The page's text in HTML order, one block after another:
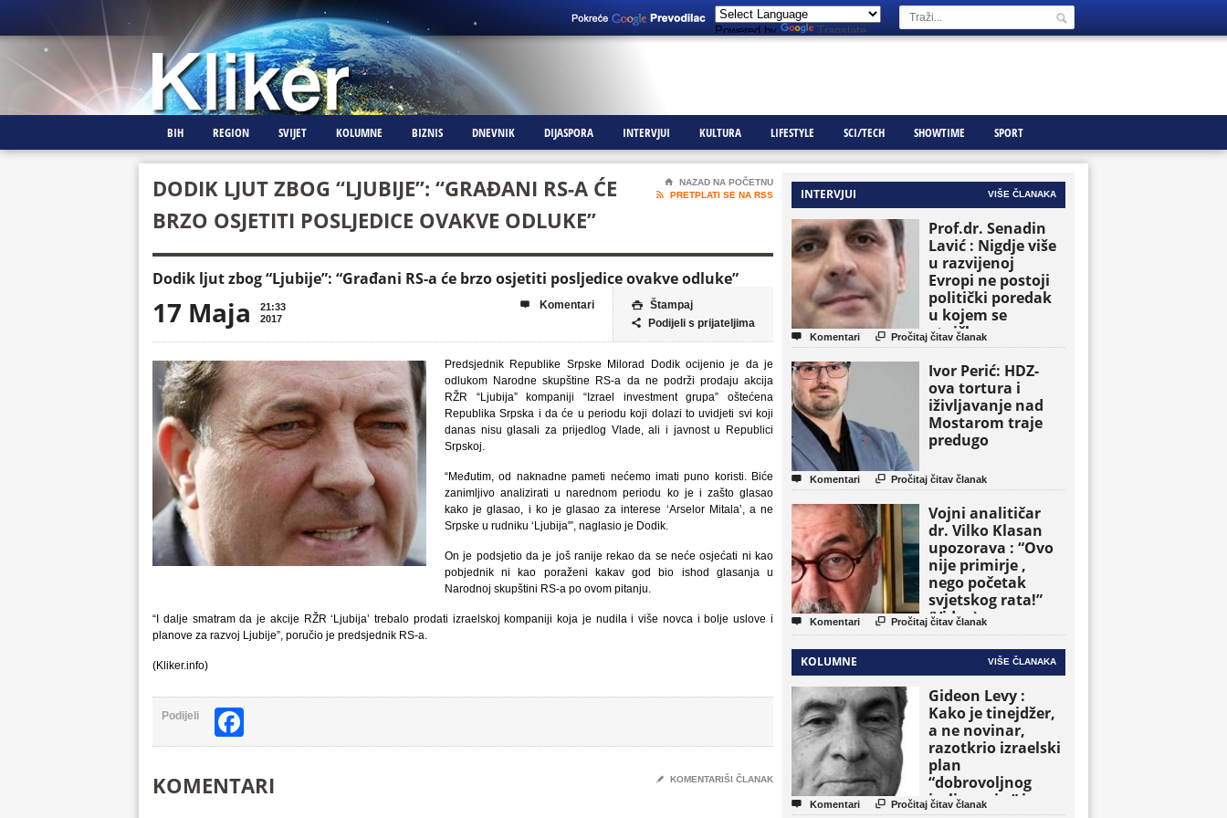
Powered by Translate
BIH REGION SVIJET KOLUMNE BIZNIS DNEVNIK DIJASPORA INTERVJUI KULTURA LIFESTYLE SCI/TECH SHOWTIME SPORT
DODIK LJUT ZBOG “LJUBIJE”: “GRAĐANI RS-A ĆE
BRZO OSJETITI POSLJEDICE OVAKVE ODLUKE”
⌂
NAZAD NA POČETNU

PRETPLATI SE NA RSS
Dodik ljut zbog “Ljubije”: “Građani RS-a će brzo osjetiti posljedice ovakve odluke”
17 Maja
21:33
2017
 Štampaj
 Podijeli s prijateljima
 Komentari
Predsjednik Republike Srpske Milorad Dodik ocijenio je da je
odlukom Narodne skupštine RS-a da ne podrži prodaju akcija
RŽR “Ljubija” kompaniji “Izrael investment grupa” oštećena
Republika Srpska i da će u periodu koji dolazi to uvidjeti svi koji
danas nisu glasali za prijedlog Vlade, ali i javnost u Republici
Srpskoj.
“Međutim, od naknadne pameti nećemo imati puno koristi. Biće
zanimljivo analizirati u narednom periodu ko je i zašto glasao
kako je glasao, i ko je glasao za interese ‘Arselor Mitala’, a ne
Srpske u rudniku ‘Ljubija'”, naglasio je Dodik.
On je podsjetio da je još ranije rekao da se neće osjećati ni kao
pobjednik ni kao poraženi kakav god bio ishod glasanja u
Narodnoj skupštini RS-a po ovom pitanju.
“I dalje smatram da je akcije RŽR ‘Ljubija’ trebalo prodati izraelskoj kompaniji koja je nudila i više novca i bolje uslove i
planove za razvoj Ljubije”, poručio je predsjednik RS-a.
(Kliker.info)
Podijeli
KOMENTARI ✎ KOMENTARIŠI ČLANAK
INTERVJUI VIŠE ČLANAKA
Prof.dr. Senadin
Lavić : Nigdje više
u razvijenoj
Evropi ne postoji
politički poredak
u kojem se
etničke grupe
pojavljuju kao
osnovne političke
jedinice
 Komentari  Pročitaj čitav članak
Ivor Perić: HDZ-
ova tortura i
iživljavanje nad
Mostarom traje
predugo
 Komentari  Pročitaj čitav članak
Vojni analitičar
dr. Vilko Klasan
upozorava : “Ovo
nije primirje ,
nego početak
svjetskog rata!”
(Video)
 Komentari  Pročitaj čitav članak
KOLUMNE VIŠE ČLANAKA
Gideon Levy :
Kako je tinejdžer,
a ne novinar,
razotkrio izraelski
plan
“dobrovoljnog
iseljavanja ” iz
 Komentari  Pročitaj čitav članak